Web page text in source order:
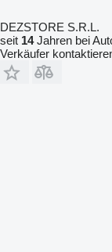
DEZSTORE S.R.L.
seit 14Jahren bei
Verkäufer